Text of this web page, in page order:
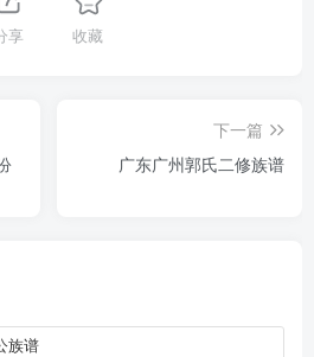
享 收藏
下一篇
广东广州郭氏二修族谱
族谱